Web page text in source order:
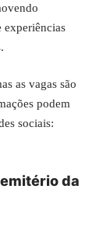
experiências
as vagas são
podem
sociais:
da